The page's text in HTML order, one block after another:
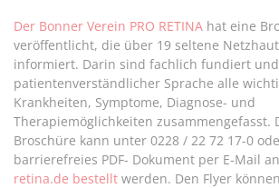
Der Bonner Verein PRO RETINA hat eine
veröffentlicht, die über 19 seltene
informiert. Darin sind fachlich fundiert
patientenverständlicher Sprache alle
Krankheiten, Symptome, Diagnose- und
Therapiemöglichkeiten zusammengefasst.
Broschüre kann unter 0228 / 22 72 17-0
barrierefreies PDF- Dokument per E-Mail an
retina.de bestellt werden. Den Flyer